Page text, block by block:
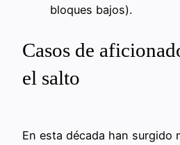
bloques bajos).
Casos de
el salto
En esta década han surgido